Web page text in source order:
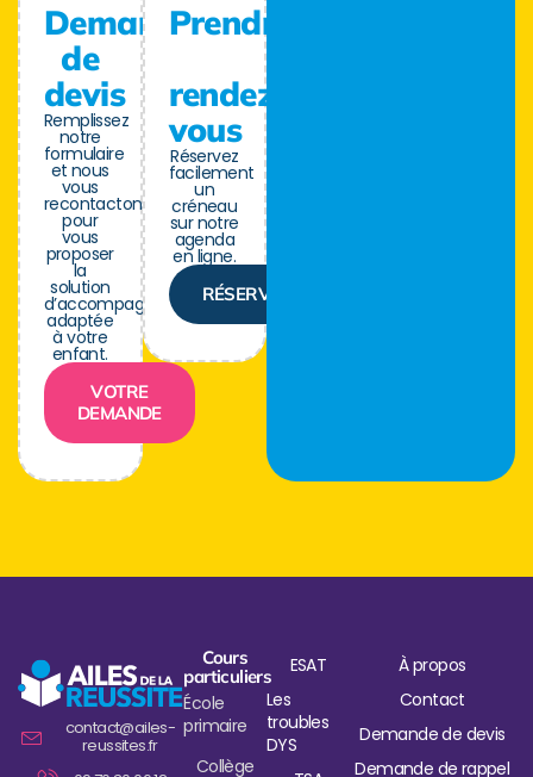
Demande
de
devis
Remplissez
notre
formulaire
et nous
vous
recontactons
pour
vous
proposer
la
solution
d’accompagnement
adaptée
à votre
enfant.
VOTRE
DEMANDE
Prendre
rendez-
vous
Réservez
facilement
un
créneau
sur notre
agenda
en ligne.
RÉSERVER
contact@ailes-
reussites.fr
Cours
particuliers
École
primaire
Collège
ESAT
Les
troubles
DYS
À propos
Contact
Demande de devis
Demande de rappel